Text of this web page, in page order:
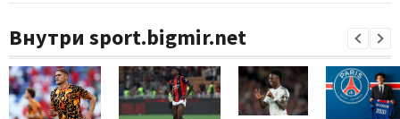
Внутри sport.bigmir.net